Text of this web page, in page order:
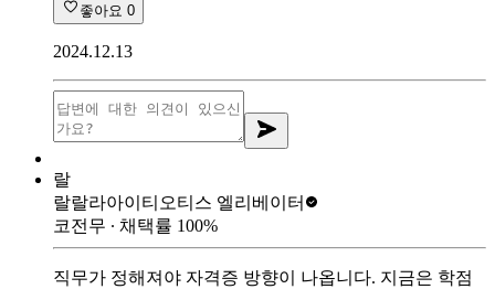
좋아요 0
2024.12.13
랄
랄랄라아이티 오티스 엘리베이터
코전무 ∙ 채택률 100%
직무가 정해져야 자격증 방향이 나옵니다. 지금은 학점